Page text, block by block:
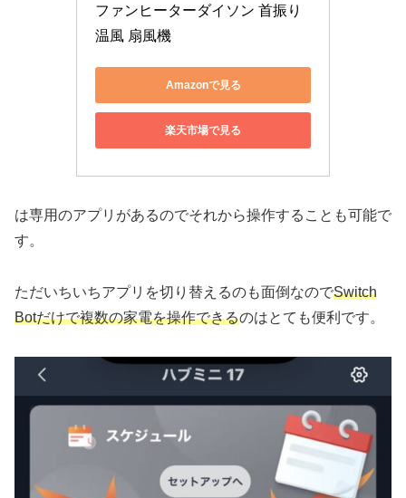
ファンヒーターダイソン 首振り
温風 扇風機
Amazonで見る
楽天市場で見る
は専用のアプリがあるのでそれから操作することも可能で
す。
ただいちいちアプリを切り替えるのも面倒なのでSwitch
Botだけで複数の家電を操作できるのはとても便利です。